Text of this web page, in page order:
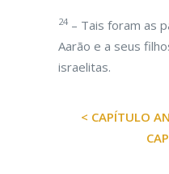
24 – Tais foram as
Aarão e a seus
israelitas.
< CAPÍTULO